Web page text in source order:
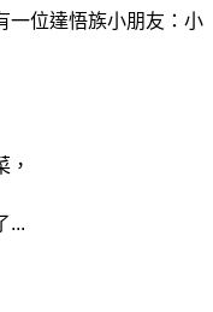
一位達悟族小朋友：小
，
...